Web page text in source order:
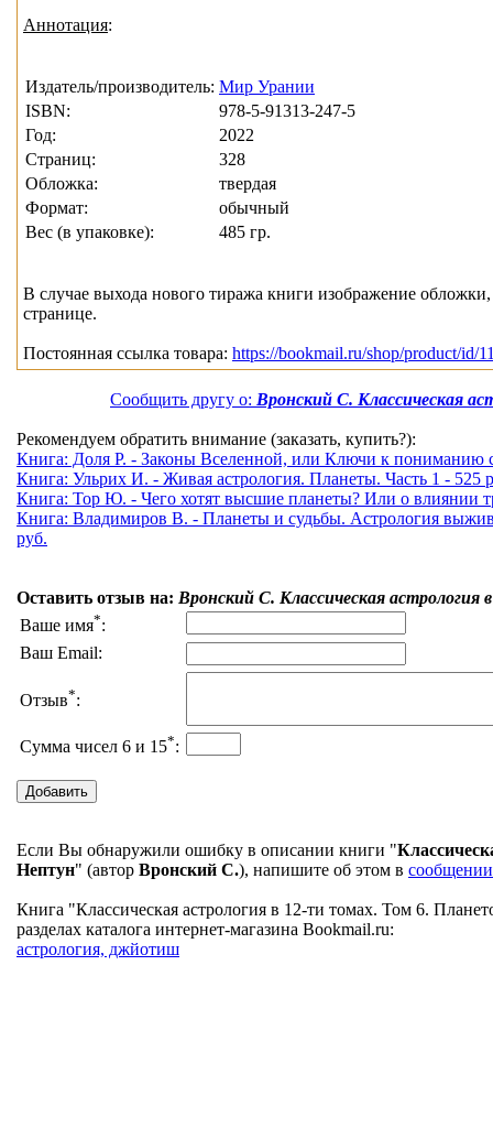
Аннотация:
Издатель/производитель: Мир Урании
ISBN:
978-5-91313-247-5
Год:
2022
Страниц:
328
Обложка:
твердая
Формат:
обычный
Вес (в упаковке):
485 гр.
В случае выхода нового тиража книги изображение
странице.
Постоянная ссылка товара: https://bookmail.ru/shop/product/id/
Сообщить другу о: Вронский С. Классическая
Рекомендуем обратить внимание (заказать, купить?):
Книга: Доля Р. - Законы Вселенной, или Ключи к пониманию
Книга: Ульрих И. - Живая астрология. Планеты. Часть 1 - 525
Книга: Тор Ю. - Чего хотят высшие планеты? Или о влиянии
Книга: Владимиров В. - Планеты и судьбы. Астрология
руб.
Оставить отзыв на: Вронский С. Классическая
Ваше имя*:
Ваш Email:
Отзыв*:
Сумма чисел 6 и 15*:
Если Вы обнаружили ошибку в описании книги "
Нептун" (автор Вронский С.), напишите об этом в
Книга "Классическая астрология в 12-ти томах. Том 6.
разделах каталога интернет-магазина Bookmail.ru:
астрология, джйотиш